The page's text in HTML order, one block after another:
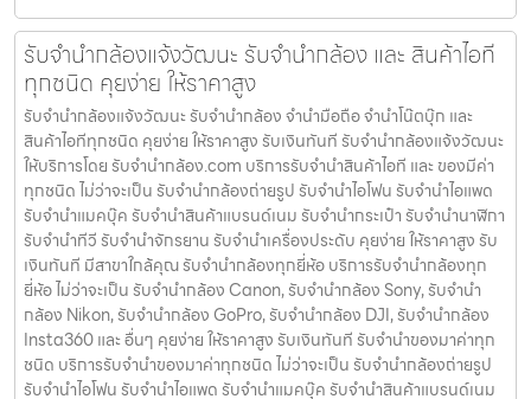
รับจำนำกล้องแจ้งวัฒนะ รับจํานํากล้อง และ สินค้าไอที
ทุกชนิด คุยง่าย ให้ราคาสูง
รับจำนำกล้องแจ้งวัฒนะ รับจํานํากล้อง จำนำมือถือ จำนำโน๊ตบุ๊ก และ
สินค้าไอทีทุกชนิด คุยง่าย ให้ราคาสูง รับเงินทันที รับจำนำกล้องแจ้งวัฒนะ
ให้บริการโดย รับจํานํากล้อง.com บริการรับจํานําสินค้าไอที และ ของมีค่า
ทุกชนิด ไม่ว่าจะเป็น รับจํานํากล้องถ่ายรูป รับจํานําไอโฟน รับจํานําไอแพด
รับจํานําแมคบุ๊ค รับจํานําสินค้าแบรนด์เนม รับจํานํากระเป๋า รับจํานํานาฬิกา
รับจํานําทีวี รับจํานําจักรยาน รับจํานําเครื่องประดับ คุยง่าย ให้ราคาสูง รับ
เงินทันที มีสาขาใกล้คุณ รับจำนำกล้องทุกยี่ห้อ บริการรับจำนำกล้องทุก
ยี่ห้อ ไม่ว่าจะเป็น รับจำนำกล้อง Canon, รับจำนำกล้อง Sony, รับจำนำ
กล้อง Nikon, รับจำนำกล้อง GoPro, รับจำนำกล้อง DJI, รับจำนำกล้อง
Insta360 และ อื่นๆ คุยง่าย ให้ราคาสูง รับเงินทันที รับจำนำของมาค่าทุก
ชนิด บริการรับจำนำของมาค่าทุกชนิด ไม่ว่าจะเป็น รับจํานํากล้องถ่ายรูป
รับจํานําไอโฟน รับจํานําไอแพด รับจํานําแมคบุ๊ค รับจํานําสินค้าแบรนด์เนม